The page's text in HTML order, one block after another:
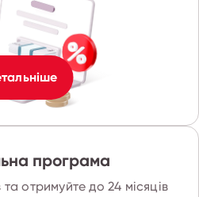
програма
отримуйте до 24 місяців